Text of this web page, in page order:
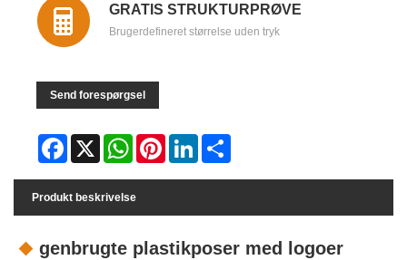
GRATIS STRUKTURPRØVE
Brugerdefineret størrelse uden tryk
Send forespørgsel
Facebook
X WhatsAppPinterestLinkedIn
Produkt beskrivelse
genbrugte plastikposer med logoer